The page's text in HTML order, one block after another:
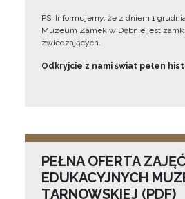
PS. Informujemy, że z dniem 1
Muzeum Zamek w Dębnie jest
zwiedzających.
Odkryjcie z nami świat pełen
PEŁNA OFERTA ZAJĘĆ
EDUKACYJNYCH
TARNOWSKIEJ (PDF)